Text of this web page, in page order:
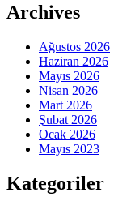
Archives
Ağustos 2026
Haziran 2026
Mayıs 2026
Nisan 2026
Mart 2026
Şubat 2026
Ocak 2026
Mayıs 2023
Kategoriler